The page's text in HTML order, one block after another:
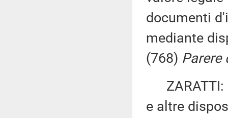
documenti
mediante
(768) Parere
ZARATTI:
e altre